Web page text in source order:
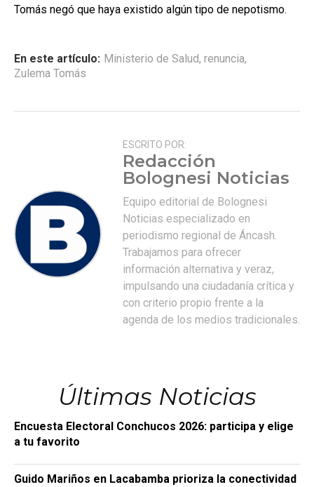
Tomás negó que haya existido algún tipo de nepotismo.
En este artículo: Ministerio de Salud, renuncia,
Zulema Tomás
ESCRITO POR:
Redacción
Bolognesi Noticias
Equipo editorial de Bolognesi
Noticias especializado en
periodismo regional de Áncash.
Trabajamos para ofrecer
información alternativa y veraz,
impulsando una ciudadanía crítica y
con criterio propio frente a la
agenda de los medios tradicionales.
Últimas Noticias
Encuesta Electoral Conchucos 2026: participa y elige
a tu favorito
Guido Mariños en Lacabamba prioriza la conectividad